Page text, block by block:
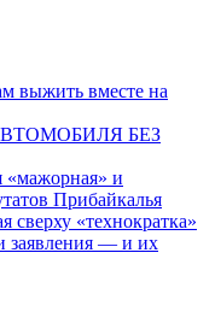
выжить вместе на
БЕЗ
«мажорная» и
Прибайкалья
сверху «технократка»
заявления — и их